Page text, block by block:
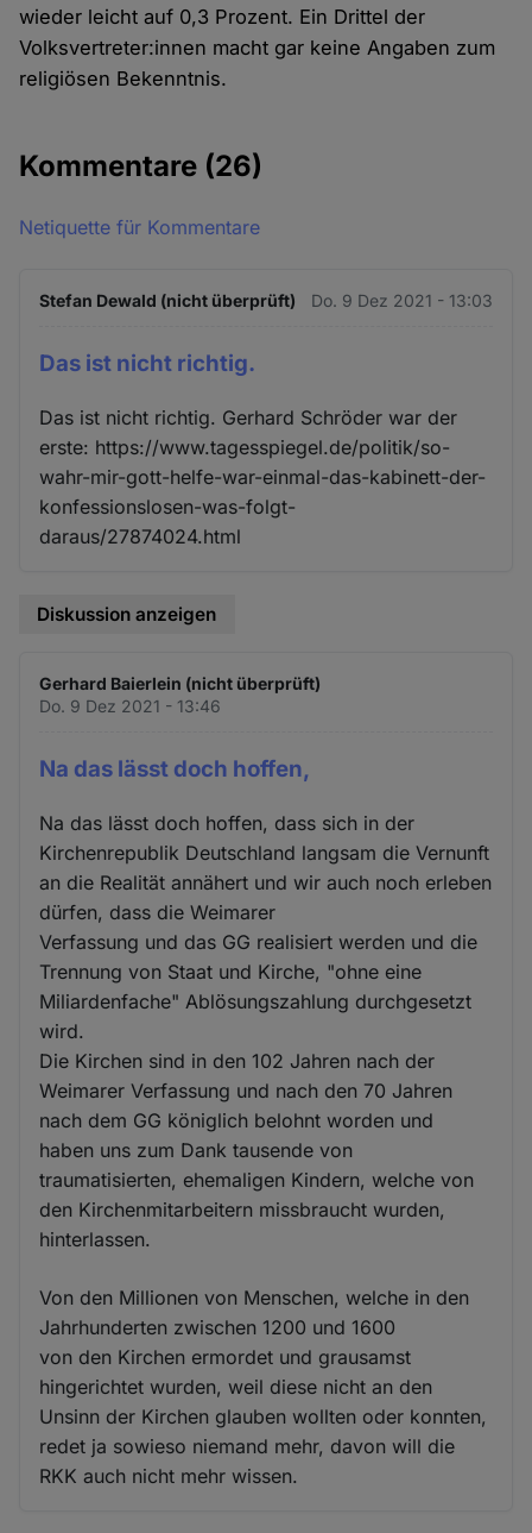
wieder leicht auf 0,3 Prozent. Ein Drittel der
Volksvertreter:innen macht gar keine Angaben zum
religiösen Bekenntnis.
Kommentare (26)
Netiquette für Kommentare
Stefan Dewald (nicht überprüft) Do. 9 Dez 2021 - 13:03
Das ist nicht richtig.
Das ist nicht richtig. Gerhard Schröder war der
erste: https://www.tagesspiegel.de/politik/so-
wahr-mir-gott-helfe-war-einmal-das-kabinett-der-
konfessionslosen-was-folgt-
daraus/27874024.html
Diskussion anzeigen
Gerhard Baierlein (nicht überprüft)
Do. 9 Dez 2021 - 13:46
Na das lässt doch hoffen,
Na das lässt doch hoffen, dass sich in der
Kirchenrepublik Deutschland langsam die Vernunft
an die Realität annähert und wir auch noch erleben
dürfen, dass die Weimarer
Verfassung und das GG realisiert werden und die
Trennung von Staat und Kirche, "ohne eine
Miliardenfache" Ablösungszahlung durchgesetzt
wird.
Die Kirchen sind in den 102 Jahren nach der
Weimarer Verfassung und nach den 70 Jahren
nach dem GG königlich belohnt worden und
haben uns zum Dank tausende von
traumatisierten, ehemaligen Kindern, welche von
den Kirchenmitarbeitern missbraucht wurden,
hinterlassen.
Von den Millionen von Menschen, welche in den
Jahrhunderten zwischen 1200 und 1600
von den Kirchen ermordet und grausamst
hingerichtet wurden, weil diese nicht an den
Unsinn der Kirchen glauben wollten oder konnten,
redet ja sowieso niemand mehr, davon will die
RKK auch nicht mehr wissen.